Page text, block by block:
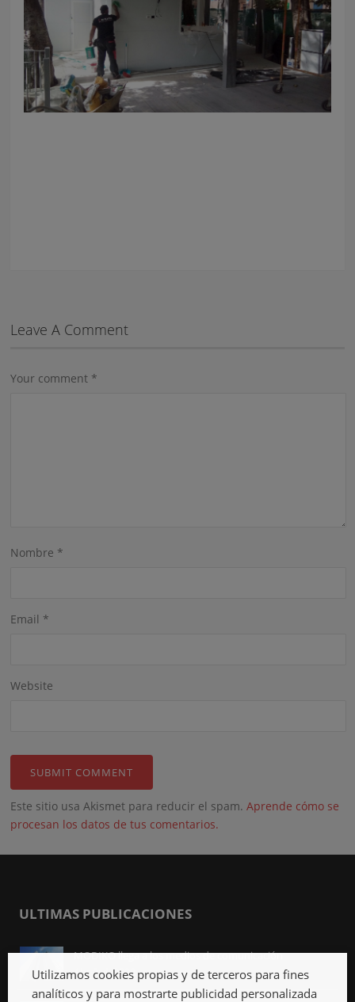
Leave A Comment
Your comment *
Nombre *
Email *
Website
Este sitio usa Akismet para reducir el spam.Aprende cómo se
procesan los datos de tus comentarios.
ULTIMAS PUBLICACIONES
MODIKO llega a los medios de comunicación
Abr 3rd, 2023
Utilizamos cookies propias y de terceros para fines
analíticos y para mostrarte publicidad personalizada